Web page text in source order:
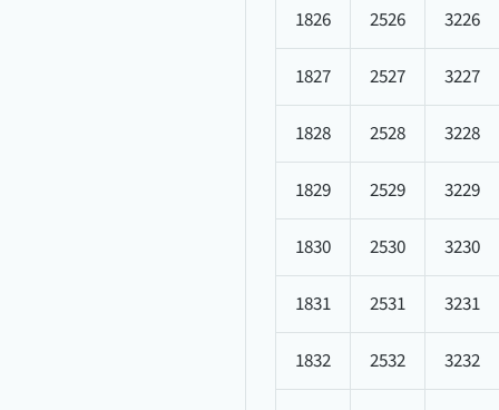
1826 2526 3226
1827 2527 3227
1828 2528 3228
1829 2529 3229
1830 2530 3230
1831 2531 3231
1832 2532 3232